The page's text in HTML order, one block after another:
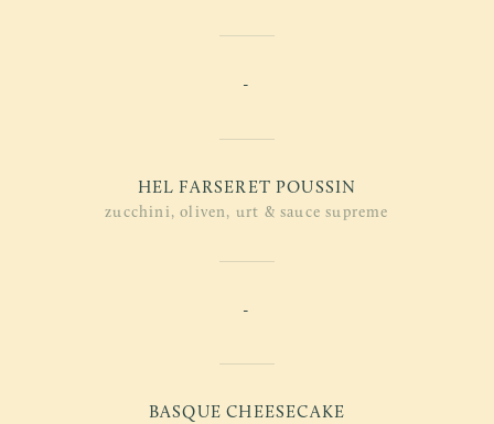
-
HEL FARSERET POUSSIN
zucchini, oliven, urt & sauce supreme
-
BASQUE CHEESECAKE